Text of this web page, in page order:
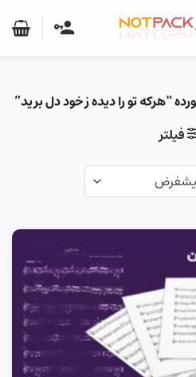
“هرکه تو را دیده ز خود دل برید”
فیلتر